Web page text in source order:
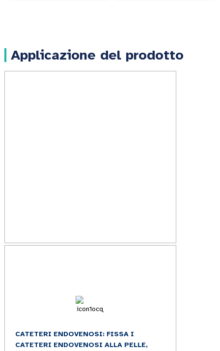
Applicazione del prodotto
CATETERI ENDOVENOSI: FISSA I
CATETERI ENDOVENOSI ALLA PELLE,